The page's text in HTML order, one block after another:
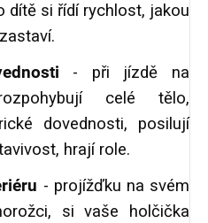
dítě si řídí rychlost, jakou
- při jízdě na
celé tělo,
dovednosti, posilují
hrají role.
- projížďku na svém
si vaše holčička